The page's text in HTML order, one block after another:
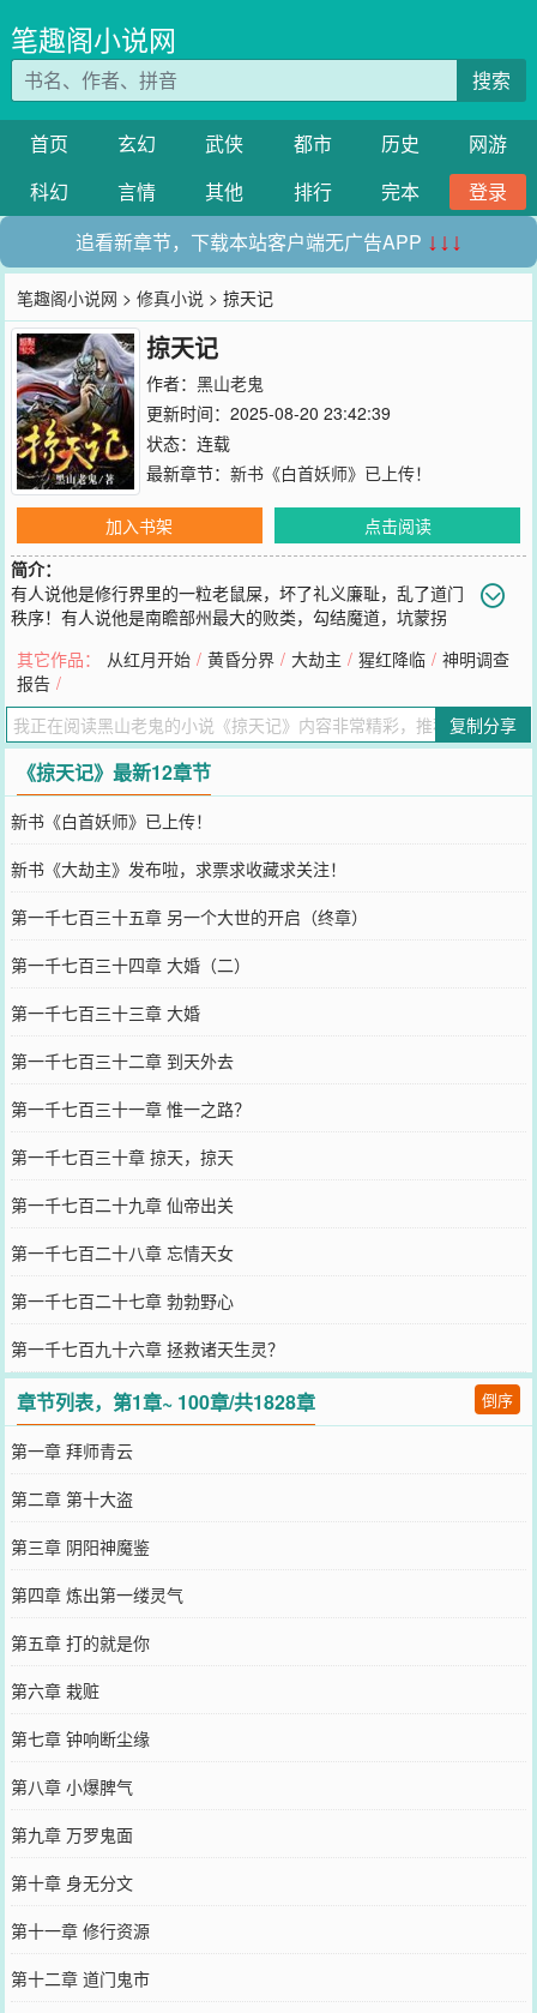
笔趣阁小说网
搜索
首页 玄幻 武侠 都市 历史
网游
科幻
言情 其他 排行 完本
登录
追看新章节，下载本站客户端无广告APP ↓↓↓
笔趣阁小说网 >修真小说 > 掠天记
掠天记
作者： 黑山老鬼
更新时间：2025-08-20 23:42:39
状态：连载
最新章节： 新书《白首妖师》已上传！
加入书架
点击阅读
简介：
有人说他是修行界里的一粒老鼠屎，坏了礼义廉耻，乱了道门
秩序！有人说他是南瞻部州最大的败类，勾结魔道，坑蒙拐
遇方行误终身！对于所有污蔑，方行说：“没错，我就是那粒传说中的
老鼠屎，有问题吗？”
您要是觉得《掠天记》还不错的话请不要忘记向您QQ群和微博微信里
的朋友推荐哦！
其它作品： 从红月开始 / 黄昏分界 / 大劫主 / 猩红降临 / 神明调查
报告 /
复制分享
《掠天记》最新12章节
新书《白首妖师》已上传！
新书《大劫主》发布啦，求票求收藏求关注！
第一千七百三十五章 另一个大世的开启（终章）
第一千七百三十四章 大婚（二）
第一千七百三十三章 大婚
第一千七百三十二章 到天外去
第一千七百三十一章 惟一之路？
第一千七百三十章 掠天，掠天
第一千七百二十九章 仙帝出关
第一千七百二十八章 忘情天女
第一千七百二十七章 勃勃野心
第一千七百九十六章 拯救诸天生灵？
章节列表，第1章~ 100章/共1828章 倒序
第一章 拜师青云
第二章 第十大盗
第三章 阴阳神魔鉴
第四章 炼出第一缕灵气
第五章 打的就是你
第六章 栽赃
第七章 钟响断尘缘
第八章 小爆脾气
第九章 万罗鬼面
第十章 身无分文
第十一章 修行资源
第十二章 道门鬼市